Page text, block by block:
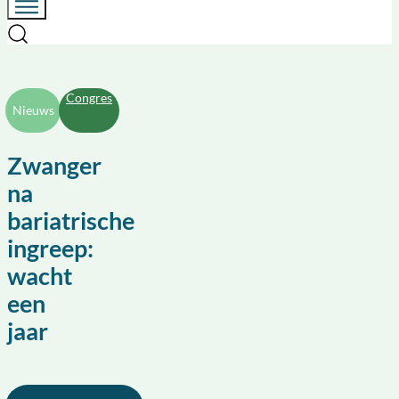
Nieuws
Congres
Zwanger
na
bariatrische
ingreep:
wacht
een
jaar